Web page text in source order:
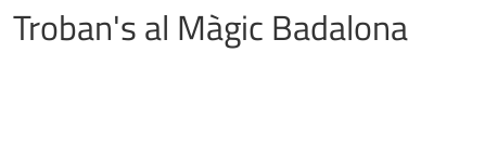
Troban's al Màgic Badalona